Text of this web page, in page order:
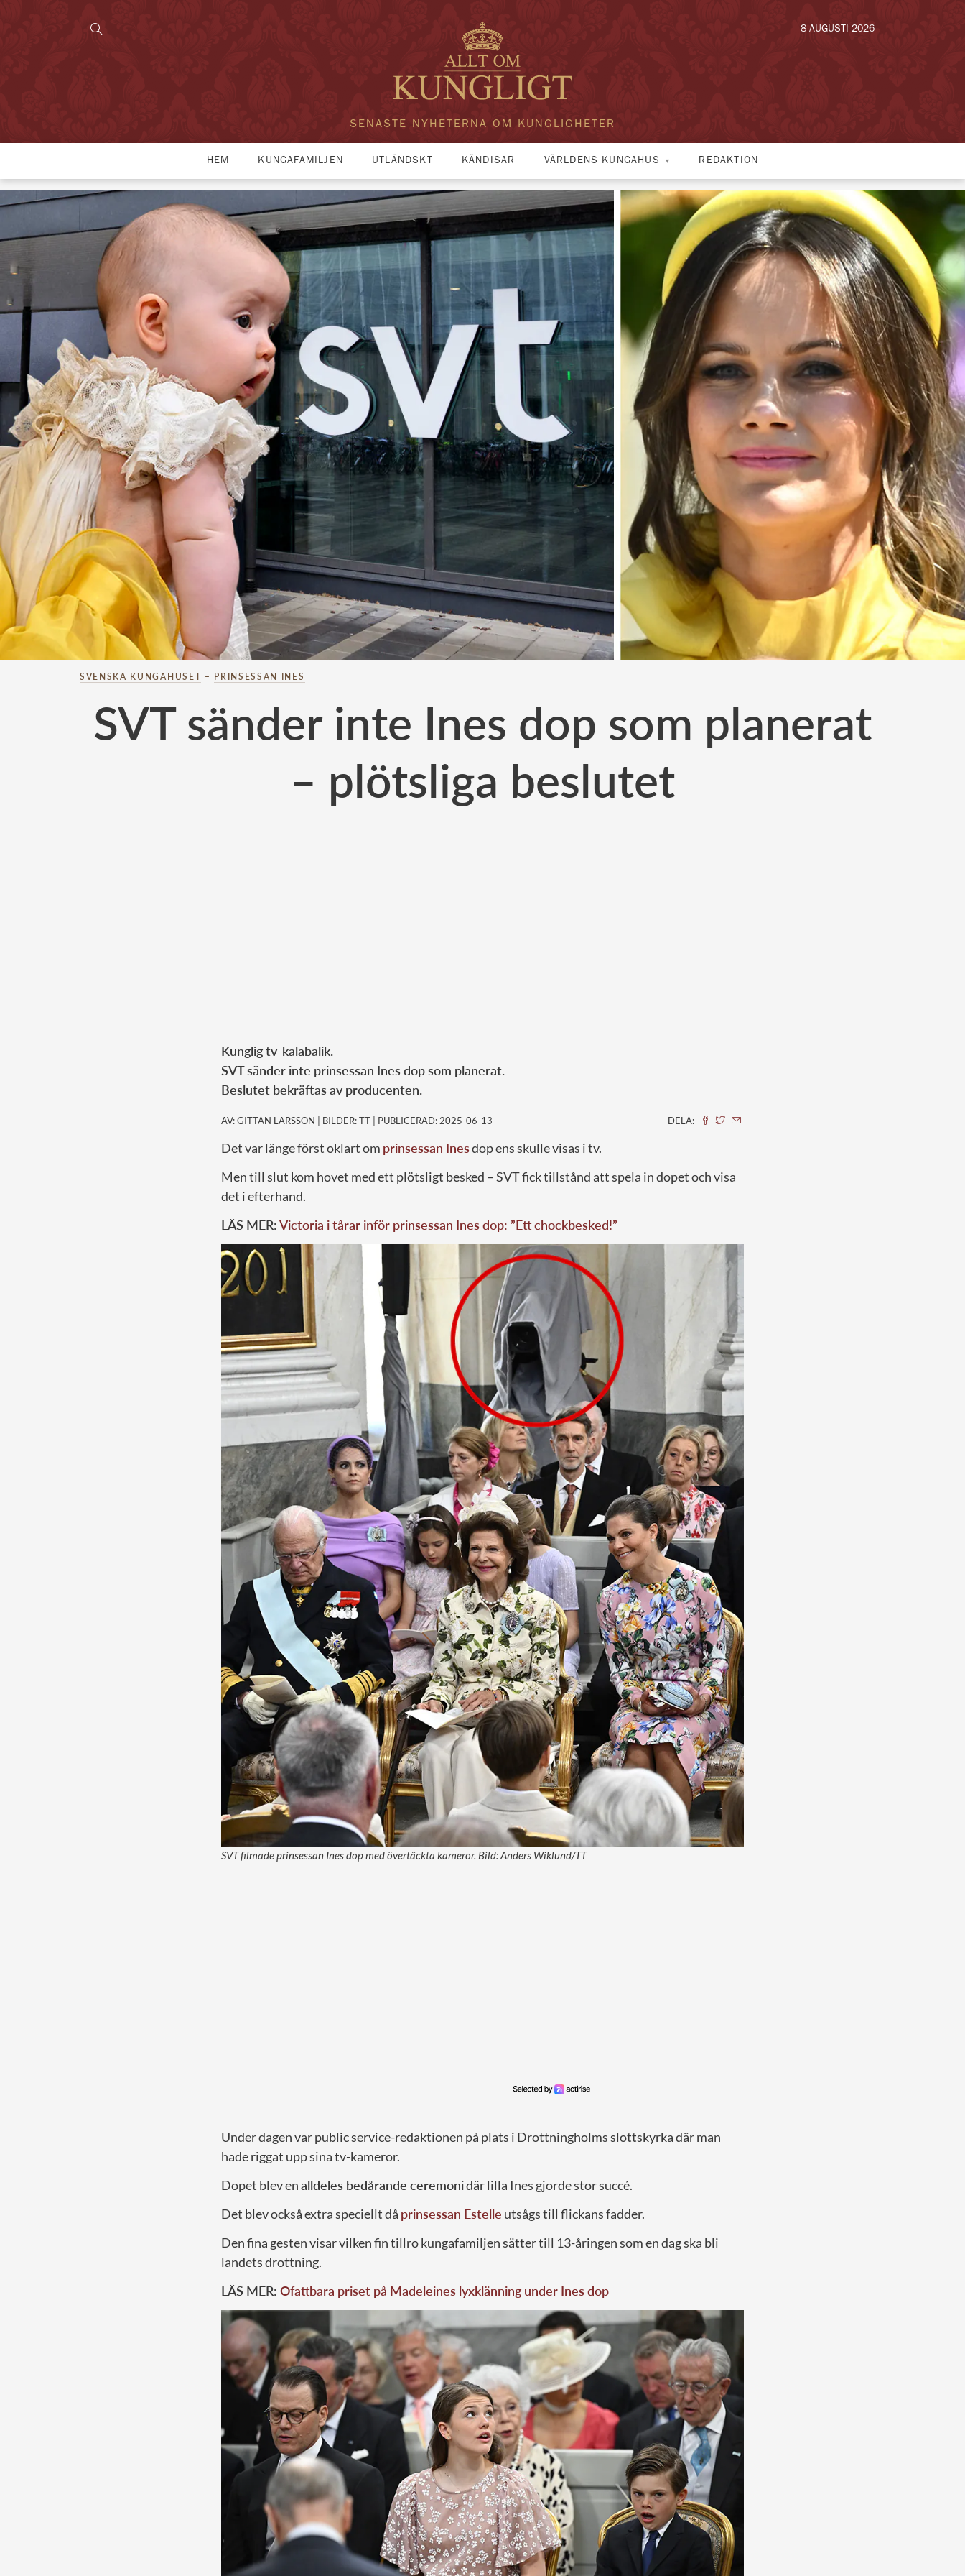
SENASTE NYHETERNA OM KUNGLIGHETER
8 AUGUSTI 2026
HEM KUNGAFAMILJEN UTLÄNDSKT KÄNDISAR VÄRLDENS KUNGAHUS REDAKTION
SVENSKA KUNGAHUSET – PRINSESSAN INES
SVT sänder inte Ines dop som planerat
– plötsliga beslutet
Kunglig tv-kalabalik.
SVT sänder inte prinsessan Ines dop som planerat.
Beslutet bekräftas av producenten.
AV: GITTAN LARSSON | BILDER: TT | PUBLICERAD: 2025-06-13 DELA:
Det var länge först oklart om prinsessan Inesdop ens skulle visas i tv.
Men till slut kom hovet med ett plötsligt besked – SVT fick tillstånd att spela in dopet och visa
det i efterhand.
LÄS MER:Victoria i tårar inför prinsessan Ines dop: ”Ett chockbesked!”
SVT filmade prinsessan Ines dop med övertäckta kameror. Bild: Anders Wiklund/TT
Under dagen var public service-redaktionen på plats i Drottningholms slottskyrka där man
hade riggat upp sina tv-kameror.
Dopet blev enalldeles bedårande ceremonidär lilla Ines gjorde stor succé.
Det blev också extra speciellt då prinsessan Estelle utsågs till flickans fadder.
Den fina gesten visar vilken fin tillro kungafamiljen sätter till 13-åringen som en dag ska bli
landets drottning.
LÄS MER: Ofattbara priset på Madeleines lyxklänning under Ines dop